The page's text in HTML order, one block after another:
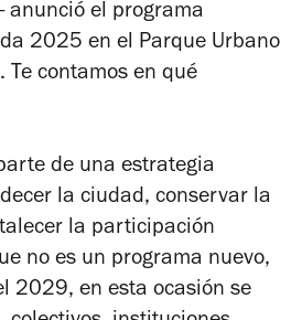
anunció el programa
2025 en el Parque Urbano
Te contamos en qué
de una estrategia
la ciudad, conservar la
la participación
no es un programa nuevo,
2029, en esta ocasión se